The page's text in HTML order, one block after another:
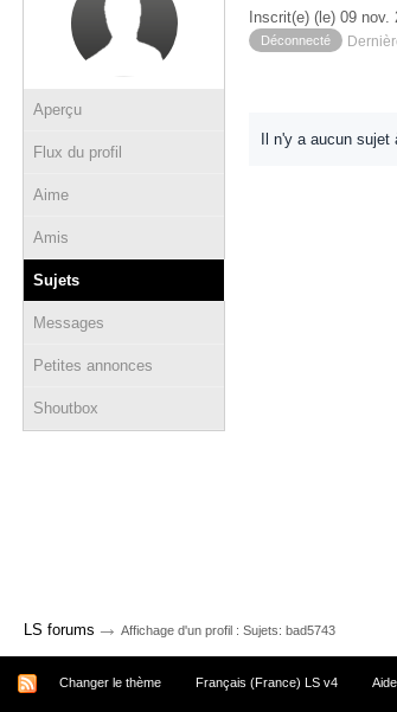
Aperçu
Flux du profil
Aime
Amis
Sujets
Messages
Petites annonces
Shoutbox
Inscrit(e) (le) 09 nov.
Déconnecté
Il n'y a aucun sujet
LS forums → Affichage d'un profil : Sujets: bad5743
Changer le thème Français (France) LS v4 Aide